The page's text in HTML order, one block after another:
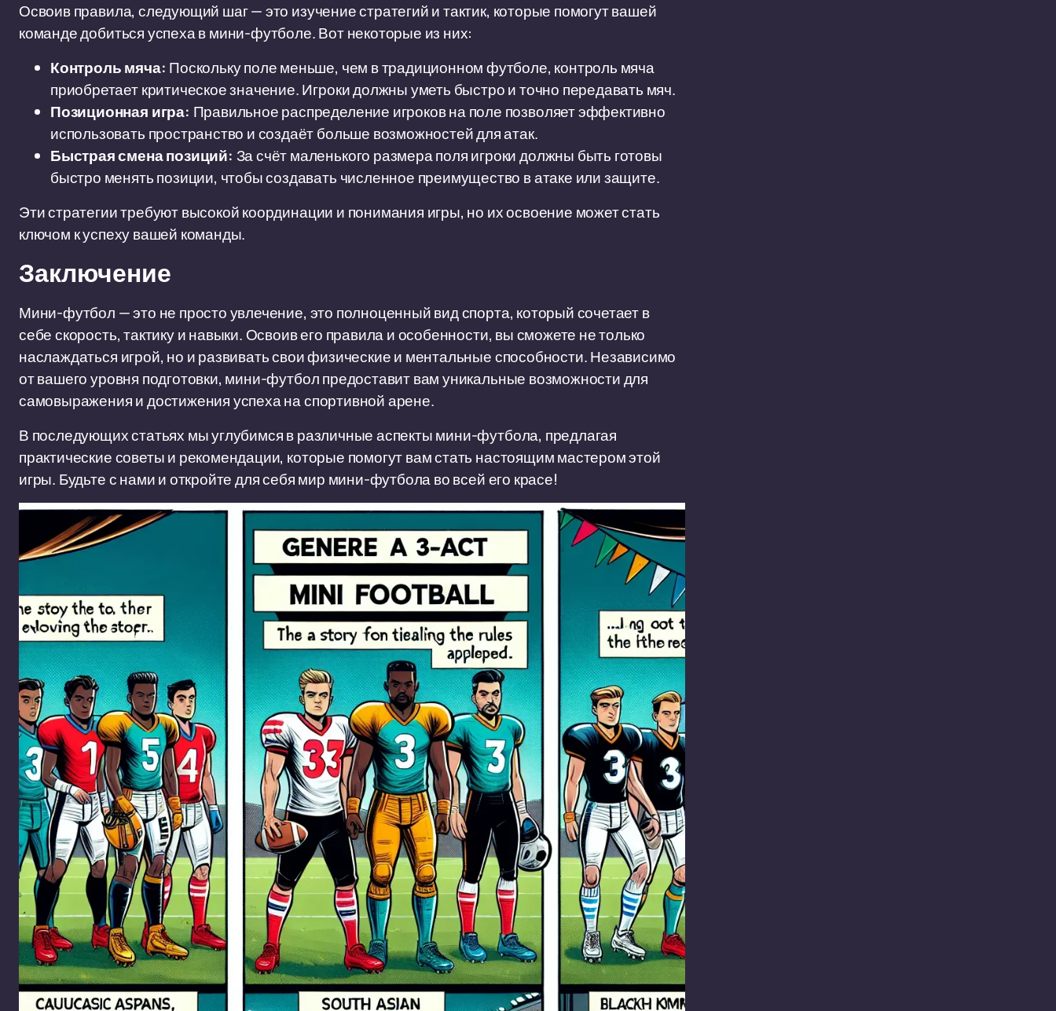
Освоив правила, следующий шаг — это изучение стратегий и тактик, которые помогут вашей
команде добиться успеха в мини-футболе. Вот некоторые из них:
Контроль мяча: Поскольку поле меньше, чем в традиционном футболе, контроль мяча
приобретает критическое значение. Игроки должны уметь быстро и точно передавать мяч.
Позиционная игра: Правильное распределение игроков на поле позволяет эффективно
использовать пространство и создаёт больше возможностей для атак.
Быстрая смена позиций: За счёт маленького размера поля игроки должны быть готовы
быстро менять позиции, чтобы создавать численное преимущество в атаке или защите.
Эти стратегии требуют высокой координации и понимания игры, но их освоение может стать
ключом к успеху вашей команды.
Заключение
Мини-футбол — это не просто увлечение, это полноценный вид спорта, который сочетает в
себе скорость, тактику и навыки. Освоив его правила и особенности, вы сможете не только
наслаждаться игрой, но и развивать свои физические и ментальные способности. Независимо
от вашего уровня подготовки, мини-футбол предоставит вам уникальные возможности для
самовыражения и достижения успеха на спортивной арене.
В последующих статьях мы углубимся в различные аспекты мини-футбола, предлагая
практические советы и рекомендации, которые помогут вам стать настоящим мастером этой
игры. Будьте с нами и откройте для себя мир мини-футбола во всей его красе!